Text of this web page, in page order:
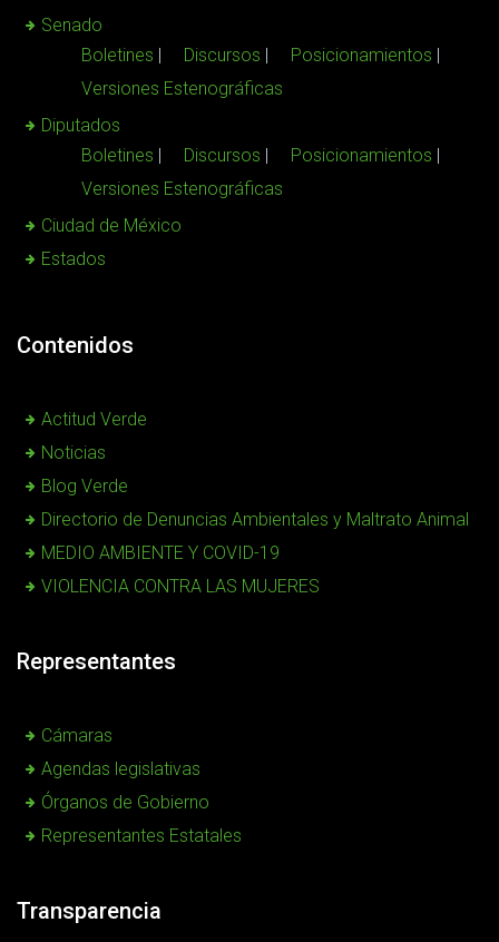
Senado
Boletines
Discursos
Posicionamientos
Versiones Estenográficas
Diputados
Boletines
Discursos
Posicionamientos
Versiones Estenográficas
Ciudad de México
Estados
Contenidos
Actitud Verde
Noticias
Blog Verde
Directorio de Denuncias Ambientales y Maltrato Animal
MEDIO AMBIENTE Y COVID-19
VIOLENCIA CONTRA LAS MUJERES
Representantes
Cámaras
Agendas legislativas
Órganos de Gobierno
Representantes Estatales
Transparencia